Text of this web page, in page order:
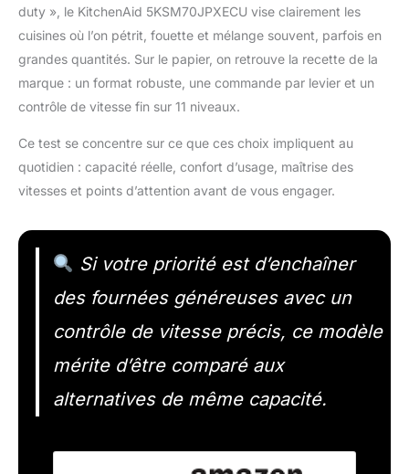
duty », le KitchenAid 5KSM70JPXECU vise clairement les
cuisines où l’on pétrit, fouette et mélange souvent, parfois en
grandes quantités. Sur le papier, on retrouve la recette de la
marque : un format robuste, une commande par levier et un
contrôle de vitesse fin sur 11 niveaux.
Ce test se concentre sur ce que ces choix impliquent au
quotidien : capacité réelle, confort d’usage, maîtrise des
vitesses et points d’attention avant de vous engager.
Si votre priorité est d’enchaîner
des fournées généreuses avec un
contrôle de vitesse précis, ce modèle
mérite d’être comparé aux
alternatives de même capacité.